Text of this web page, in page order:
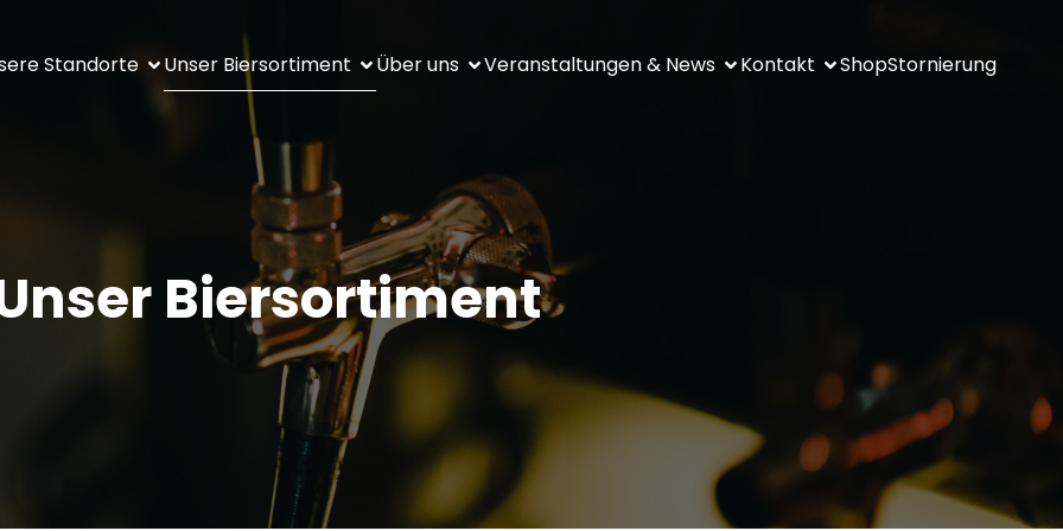
Standorte Unser Biersortiment Über uns Veranstaltungen & News Kontakt ShopStornierung
Biersortiment